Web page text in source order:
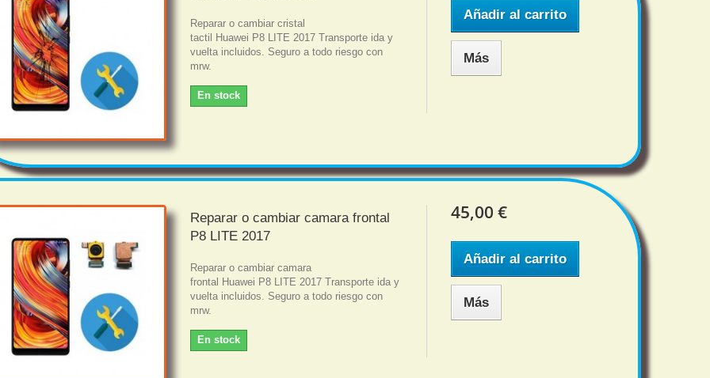
Reparar o cambiar cristal
tactil Huawei P8 LITE 2017 Transporte ida y
vuelta incluidos. Seguro a todo riesgo con
mrw.
En stock
Añadir al carrito
Más
Reparar o cambiar camara frontal
P8 LITE 2017
Reparar o cambiar camara
frontal Huawei P8 LITE 2017 Transporte ida y
vuelta incluidos. Seguro a todo riesgo con
mrw.
En stock
45,00 €
Añadir al carrito
Más